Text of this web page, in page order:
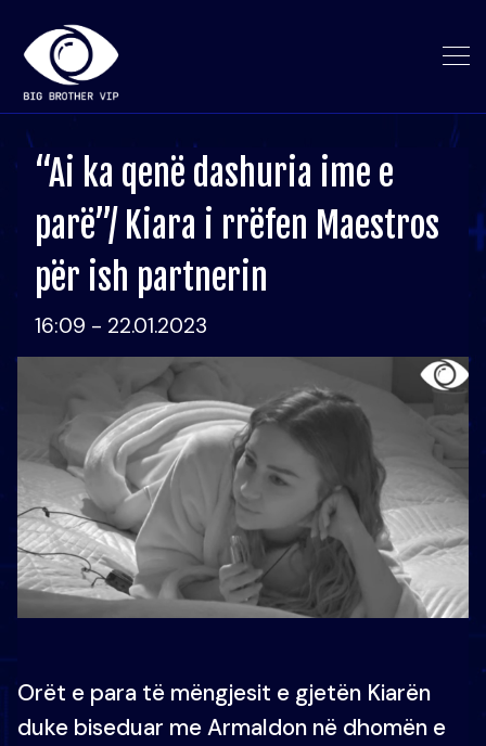
“Ai ka qenë dashuria ime e
parë”/ Kiara i rrëfen Maestros
për ish partnerin
16:09 - 22.01.2023
Orët e para të mëngjesit e gjetën Kiarën
duke biseduar me Armaldon në dhomën e